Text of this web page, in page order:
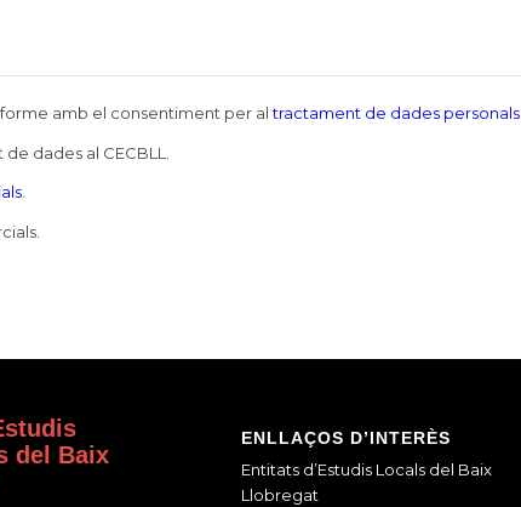
amb el consentiment per altractament de dades personals
dades al CECBLL.
.
del Baix
ENLLAÇOS D’INTERÈS
Entitats d’Estudis Locals del Baix
Llobregat